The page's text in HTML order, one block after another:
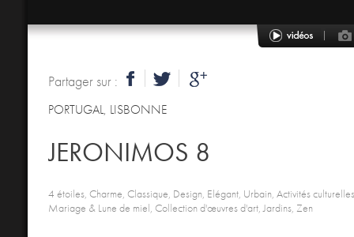
Partager sur :
PORTUGAL, LISBONNE
JERONIMOS 8
4 étoiles, Charme, Classique, Design, Elégant, Urbain, Activités
Mariage & Lune de miel, Collection d'œuvres d'art, Jardins, Zen